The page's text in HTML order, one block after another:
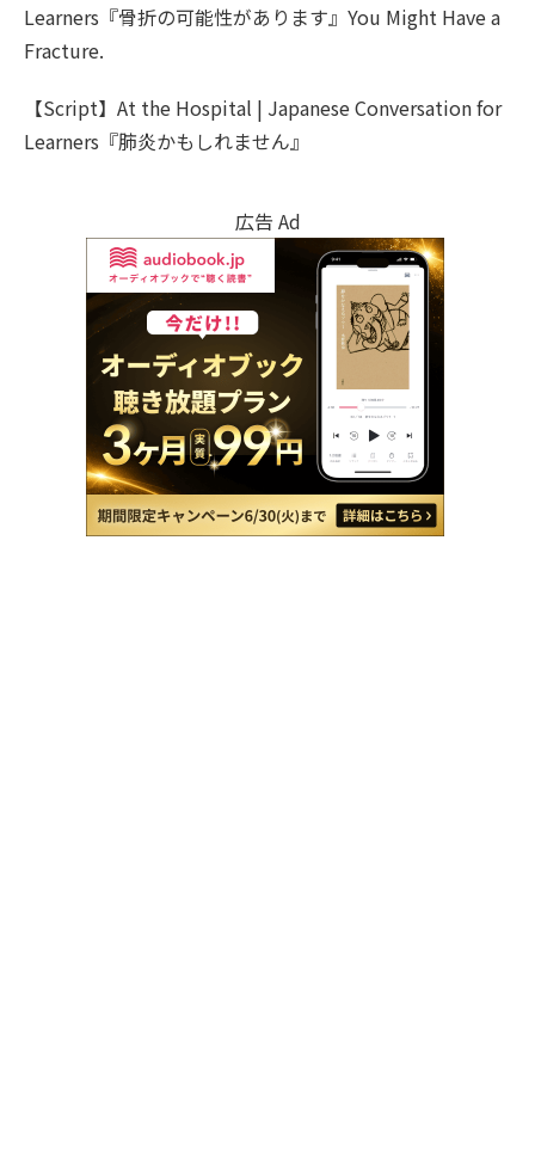
Learners『骨折の可能性があります』You Might Have a
Fracture.
【Script】At the Hospital | Japanese Conversation for
Learners『肺炎かもしれません』
広告 Ad